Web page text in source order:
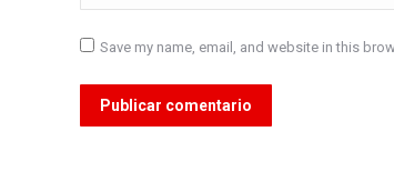
Save my name, email, and website in this
Publicar comentario